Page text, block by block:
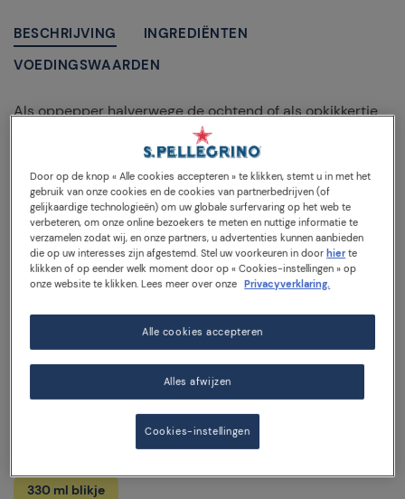
BESCHRIJVING
INGREDIËNTEN
VOEDINGSWAARDEN
Als oppepper halverwege de ochtend of als opkikkertje
in de middag, om te ontspannen of als time-out, elk
moment doet ertoe met de smaak van Momenti Citroen
en Framboos van Sanpellegrino. De spannende fruitige
mix geeft kleur aan elke gewone dag!
De Momenti Citroen en Framboos smaak bevat echt
pittig citroensap en weelderig frambozensap (alle
sappen uit concentraat) die een lichte fruitige noot
toevoegen aan fijn, koolzuurhoudend water. De unieke
balans van zoete en pittige citrusvruchten is de
smaakmaker die elke routineonderbreking kan
oppeppen.
Met slechts 35 calorieën per 330 ml blikje, en zonder
kunstmatige zoetstoffen, kunt u genieten van smakelijke,
fruitige, lichtere momenten wanneer u maar wilt!
330 ml blikje
Door op de knop « Alle cookies accepteren » te klikken, stemt u in met het
gebruik van onze cookies en de cookies van partnerbedrijven (of
gelijkaardige technologieën) om uw globale surfervaring op het web te
verbeteren, om onze online bezoekers te meten en nuttige informatie te
verzamelen zodat wij, en onze partners, u advertenties kunnen aanbieden
die op uw interesses zijn afgestemd. Stel uw voorkeuren in doorhier te
klikken of op eender welk moment door op « Cookies-instellingen » op
onze website te klikken. Lees meer over onze Privacyverklaring.
Alles afwijzen
Alle cookies accepteren
Cookies-instellingen